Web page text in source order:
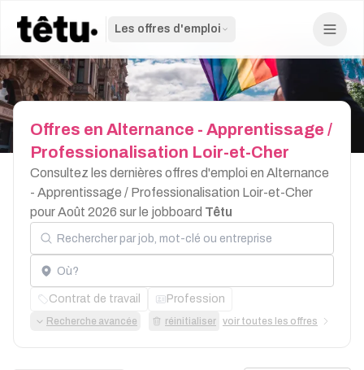
Les offres d'emploi
Offres en Alternance - Apprentissage /
Professionalisation Loir-et-Cher
Consultez les dernières offres d'emploi en Alternance
- Apprentissage / Professionalisation Loir-et-Cher
pour Août 2026 sur le jobboard Têtu
Rechercher par job, mot-clé ou entreprise
Localisation
Contrat de travail Profession
Recherche avancée réinitialiser voir toutes les offres